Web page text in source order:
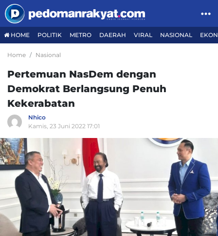
HOME POLITIK METRO DAERAH VIRAL NASIONAL
Home Nasional
Pertemuan NasDem dengan
Demokrat Berlangsung Penuh
Kekerabatan
Nhico
Kamis, 23 Juni 2022 17:01